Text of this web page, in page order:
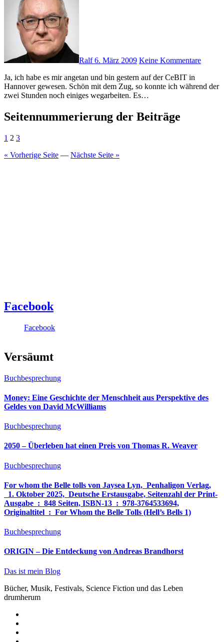
Ralf6. März 2009 Keine Kommentare
Ja, ich habe es mir angetan und bin gestern auf der CeBIT in
Hannover gewesen. Schön mit dem Zug, so konnte ich während der
zwei Stunden noch einiges wegarbeiten. Es…
Seitennummerierung der Beiträge
1 2 3
« Vorherige Seite — Nächste Seite »
Facebook
Facebook
Versäumt
Buchbesprechung
Money: Eine Geschichte der Menschheit aus Perspektive des
Geldes von David McWilliams
Buchbesprechung
2050 – Überleben hat einen Preis von Thomas R. Weaver
Buchbesprechung
For whom the Belle tolls von Jaysea Lyn, ‎ Penhaligon Verlag,
‎ 1. Oktober 2025, ‎ Deutsche Erstausgabe, Seitenzahl der Print-
Ausgabe ‏ : ‎ 848 Seiten, ISBN-13 ‏ : ‎ 978-3764533694,
Originaltitel ‏ : ‎ For Whom the Belle Tolls (Hell’s Bells 1)
Buchbesprechung
ORIGIN – Die Entdeckung von Andreas Brandhorst
Das ist mein Blog
Bücher, Musik, Festivals, Science Fiction und das Leben
drumherum